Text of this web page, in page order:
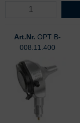
Art.Nr. OPT B-
008.11.400